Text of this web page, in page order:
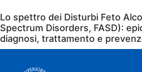
Eventi
Lo spettro dei Disturbi Feto
Spectrum Disorders, FASD):
diagnosi, trattamento e